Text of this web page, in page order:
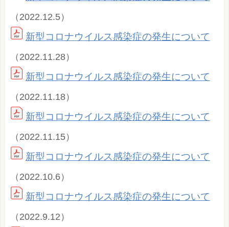
（2022.12.5）
新型コロナウイルス感染症の発生について
（2022.11.28）
新型コロナウイルス感染症の発生について
（2022.11.18）
新型コロナウイルス感染症の発生について
（2022.11.15）
新型コロナウイルス感染症の発生について
（2022.10.6）
新型コロナウイルス感染症の発生について
（2022.9.12）